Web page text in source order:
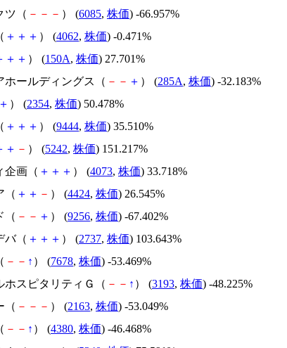
ツ（ － － － ） (6085, 株価) -66.957%
＋ ＋ ＋ ） (4062, 株価) -0.471%
＋ ＋ ） (150A, 株価) 27.701%
ホールディングス（ － － ＋ ） (285A, 株価) -32.183%
＋ ） (2354, 株価) 50.478%
＋ ＋ ＋ ） (9444, 株価) 35.510%
＋ － ） (5242, 株価) 151.217%
企画（ ＋ ＋ ＋ ） (4073, 株価) 33.718%
（ ＋ ＋ － ） (4424, 株価) 26.545%
（ － － ＋ ） (9256, 株価) -67.402%
バ（ ＋ ＋ ＋ ） (2737, 株価) 103.643%
－ － ↑ ） (7678, 株価) -53.469%
ホスピタリティＧ（ － － ↑ ） (3193, 株価) -48.225%
（ － － － ） (2163, 株価) -53.049%
－ － ↑ ） (4380, 株価) -46.468%